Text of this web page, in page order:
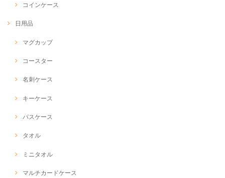
コインケース
日用品
マグカップ
コースター
名刺ケース
キーケース
パスケース
タオル
ミニタオル
マルチカードケース